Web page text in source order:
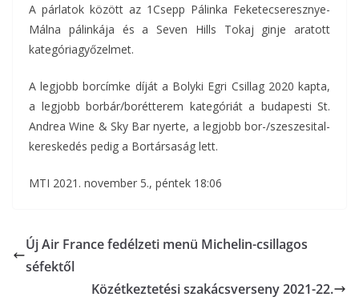
A párlatok között az 1Csepp Pálinka Feketecseresznye-
Málna pálinkája és a Seven Hills Tokaj ginje aratott
kategóriagyőzelmet.
A legjobb borcímke díját a Bolyki Egri Csillag 2020 kapta,
a legjobb borbár/borétterem kategóriát a budapesti St.
Andrea Wine & Sky Bar nyerte, a legjobb bor-/szeszesital-
kereskedés pedig a Bortársaság lett.
MTI 2021. november 5., péntek 18:06
Új Air France fedélzeti menü Michelin-csillagos
séfektől
Közétkeztetési szakácsverseny 2021-22.